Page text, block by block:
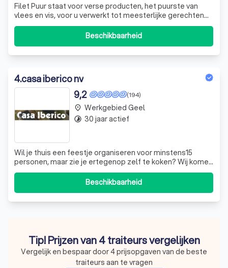
Filet Puur staat voor verse producten, het puurste van
vlees en vis, voor u verwerkt tot meesterlijke gerechten
om te feesten in culinaire luxe. Wij verzorgen uw trouw-,
doop-, communiefeest, ontbijt en jubileum van A tot Z op
onze feestlocatie Kasteel Meerlaer. Wij bieden een
Beschikbaarheid
4.casa iberico nv
(194)
9,2
Wil je thuis een feestje organiseren voor minstens15
personen, maar zie je ertegenop zelf te koken? Wij komen
graag aan huis om onze bekende paella te bereiden, al
dan niet begeleid door bijpassende wijnen. Tafeldekking
Het dekken van de tafel laten we liever over aan jouw
Beschikbaarheid
place Werkgebied Geel
timelapse 30 jaar actief
Tip! Prijzen van 4 traiteurs vergelijken
Vergelijk en bespaar door 4 prijsopgaven van de beste
traiteurs aan te vragen